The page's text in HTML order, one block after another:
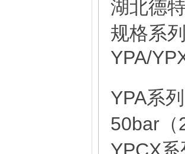
湖北德
规格系
YPA/
YPA系
50bar（